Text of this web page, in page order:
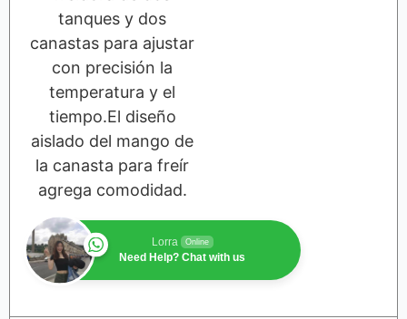
tanques y dos
canastas para ajustar
con precisión la
temperatura y el
tiempo.El diseño
aislado del mango de
la canasta para freír
agrega comodidad.
Lorra Online
Need Help? Chat with us